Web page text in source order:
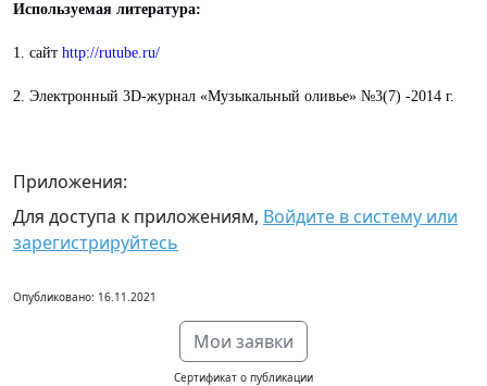
Используемая литература:
1. сайт http://rutube.ru/
2. Электронный 3D-журнал «Музыкальный оливье» №3(7) -2014 г.
Приложения:
Для доступа к приложениям, Войдите в систему или
зарегистрируйтесь
Опубликовано: 16.11.2021
Мои заявки
Сертификат о публикации